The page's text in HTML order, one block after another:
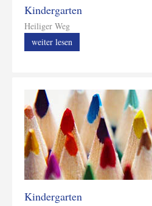
Kindergarten
Heiliger Weg
weiter lesen
Kindergarten